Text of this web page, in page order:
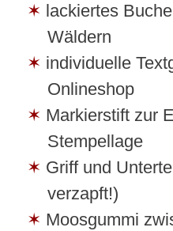
lackiertes
Wäldern
individuelle
Onlineshop
Markierstift zur
Stempellage
Griff und
verzapft!)
Moosgummi